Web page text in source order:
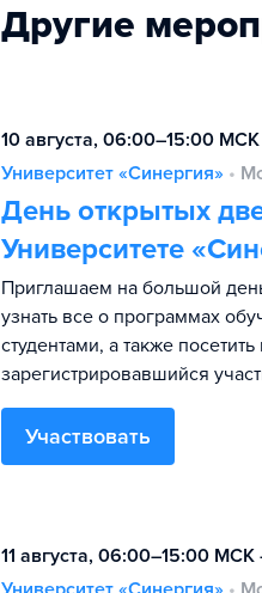
Другие
10 августа, 06:00–15:00
Университет «Синергия» •
День открытых
Университете
Приглашаем на большой
узнать все о программах
студентами, а также
зарегистрировавшийся
Участвовать
11 августа, 06:00–15:00 МСК